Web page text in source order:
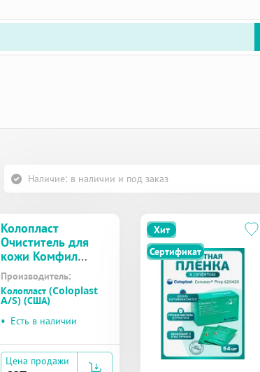
Наличие: в наличии и под заказ
Колопласт
Очиститель для
кожи Комфил
Клинзер флакон
180 мл (4710)
Производитель:
Колопласт (Coloplast
A/S) (США)
• Есть в наличии
Цена продажи
Хит
Сертификат